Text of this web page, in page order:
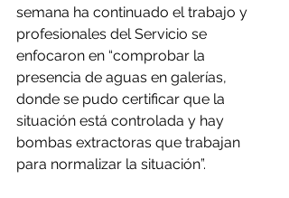
semana ha continuado el trabajo y
profesionales del Servicio se
enfocaron en “comprobar la
presencia de aguas en galerías,
donde se pudo certificar que la
situación está controlada y hay
bombas extractoras que trabajan
para normalizar la situación”.